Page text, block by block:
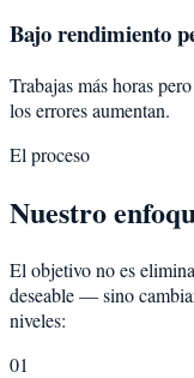
Bajo rendimiento
Trabajas más horas
los errores aumentan.
El proceso
Nuestro
El objetivo no es
deseable — sino
niveles:
01